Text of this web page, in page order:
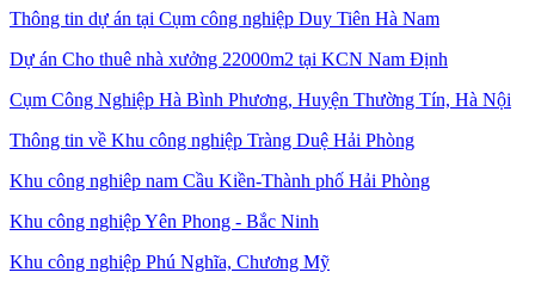
Thông tin dự án tại Cụm công nghiệp Duy Tiên Hà Nam
Dự án Cho thuê nhà xưởng 22000m2 tại KCN Nam Định
Cụm Công Nghiệp Hà Bình Phương, Huyện Thường Tín, Hà Nội
Thông tin về Khu công nghiệp Tràng Duệ Hải Phòng
Khu công nghiêp nam Cầu Kiền-Thành phố Hải Phòng
Khu công nghiệp Yên Phong - Bắc Ninh
Khu công nghiệp Phú Nghĩa, Chương Mỹ